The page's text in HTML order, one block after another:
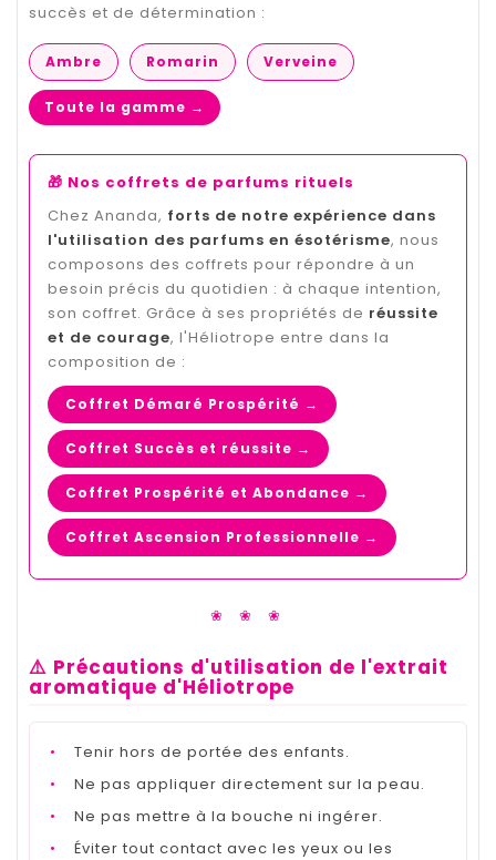
succès et de détermination :
Ambre Romarin Verveine
Toute la gamme →
🎁 Nos coffrets de parfums rituels
Chez Ananda, forts de notre expérience dans
l'utilisation des parfums en ésotérisme, nous
composons des coffrets pour répondre à un
besoin précis du quotidien : à chaque intention,
son coffret. Grâce à ses propriétés de réussite
et de courage, l'Héliotrope entre dans la
composition de :
Coffret Démaré Prospérité →
Coffret Succès et réussite →
Coffret Prospérité et Abondance →
Coffret Ascension Professionnelle →
❀ ❀ ❀
⚠️ Précautions d'utilisation de l'extrait
aromatique d'Héliotrope
•
Tenir hors de portée des enfants.
•
Ne pas appliquer directement sur la peau.
•
Ne pas mettre à la bouche ni ingérer.
•
Éviter tout contact avec les yeux ou les